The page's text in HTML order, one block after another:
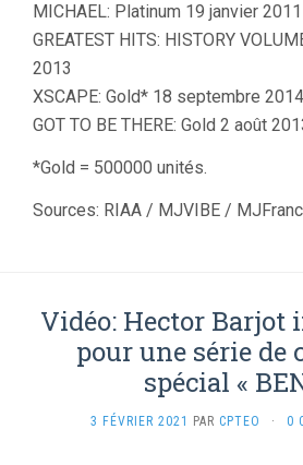
MICHAEL: Platinum 19 janvier 2011
GREATEST HITS: HISTORY
2013
XSCAPE: Gold* 18 septembre 2014
GOT TO BE THERE: Gold 2 août
*Gold = 500000 unités.
Sources: RIAA / MJVIBE /
Vidéo: Hector Barjot
pour une série de
spécial «
3 FÉVRIER 2021 PAR CPTEO · 0